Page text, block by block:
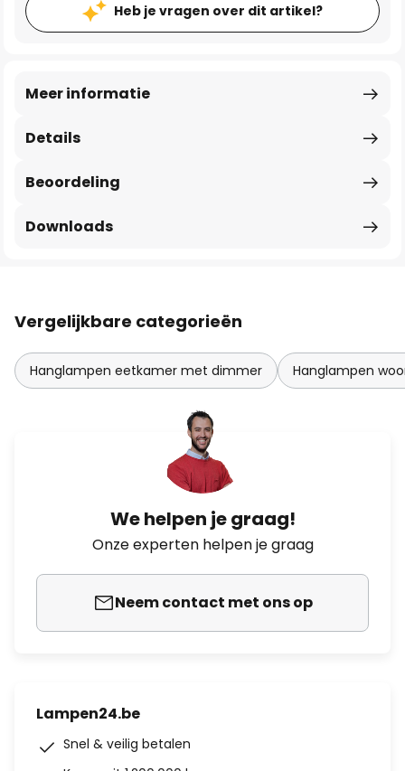
Heb je vragen over dit artikel?
Details
Meer informatie
Beoordeling
Downloads
Vergelijkbare categorieën
Hanglampen eetkamer met dimmer Hanglampen
We helpen je graag!
Onze experten helpen je graag
Neem contact met ons op
Lampen24.be
Snel & veilig betalen